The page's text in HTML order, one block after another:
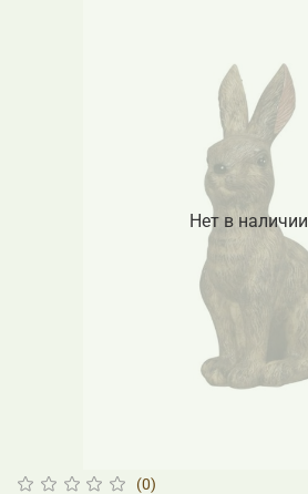
Нет в наличии
(0)